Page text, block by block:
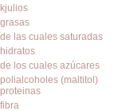
kjulios
grasas
de las cuales saturadas
hidratos
de los cuales azúcares
polialcoholes (maltitol)
proteinas
fibra